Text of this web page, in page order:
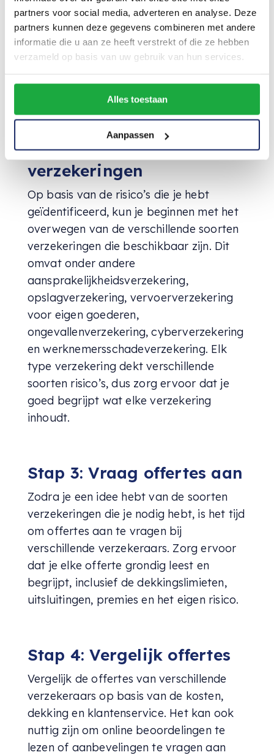
partners voor social media, adverteren en analyse. Deze
partners kunnen deze gegevens combineren met andere
informatie die u aan ze heeft verstrekt of die ze hebben
verzameld op basis van uw gebruik van hun services.
Alles toestaan
Aanpassen
aansprakelijkheidsclaims. Overweeg alle
aspecten van je werkzaamheden,
inclusief het soort projecten dat je
aanneemt, de locaties waar je werkt en
Stap 2: Overweeg
verschillende soorten
verzekeringen
Op basis van de risico’s die je hebt
geïdentificeerd, kun je beginnen met het
overwegen van de verschillende soorten
verzekeringen die beschikbaar zijn. Dit
omvat onder andere
aansprakelijkheidsverzekering,
opslagverzekering, vervoerverzekering
voor eigen goederen,
ongevallenverzekering, cyberverzekering
en werknemersschadeverzekering. Elk
type verzekering dekt verschillende
soorten risico’s, dus zorg ervoor dat je
goed begrijpt wat elke verzekering
inhoudt.
Stap 3: Vraag offertes aan
Zodra je een idee hebt van de soorten
verzekeringen die je nodig hebt, is het tijd
om offertes aan te vragen bij
verschillende verzekeraars. Zorg ervoor
dat je elke offerte grondig leest en
begrijpt, inclusief de dekkingslimieten,
uitsluitingen, premies en het eigen risico.
Stap 4: Vergelijk offertes
Vergelijk de offertes van verschillende
verzekeraars op basis van de kosten,
dekking en klantenservice. Het kan ook
nuttig zijn om online beoordelingen te
lezen of aanbevelingen te vragen aan